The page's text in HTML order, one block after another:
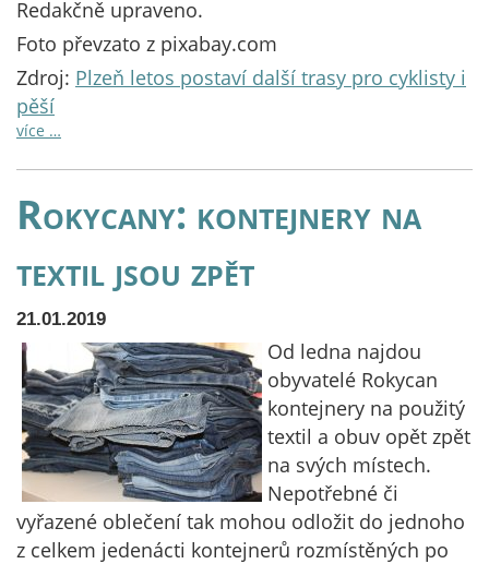
Redakčně upraveno.
Foto převzato z pixabay.com
Zdroj: Plzeň letos postaví další trasy pro cyklisty i
pěší
více …
Rokycany: kontejnery na
textil jsou zpět
21.01.2019
Od ledna najdou
obyvatelé Rokycan
kontejnery na použitý
textil a obuv opět zpět
na svých místech.
Nepotřebné či
vyřazené oblečení tak mohou odložit do jednoho
z celkem jedenácti kontejnerů rozmístěných po